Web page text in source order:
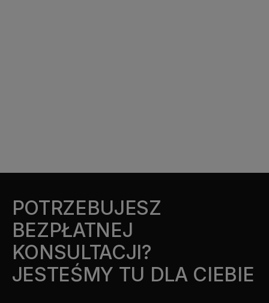
POTRZEBUJESZ
BEZPŁATNEJ
KONSULTACJI?
JESTEŚMY TU DLA CIEBIE